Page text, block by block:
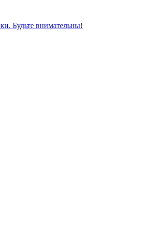
Будьте внимательны!